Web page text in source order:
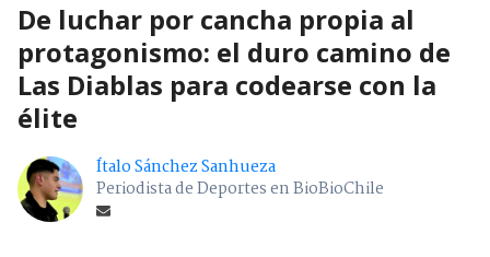
De luchar por cancha propia al
protagonismo: el duro camino de
Las Diablas para codearse con la
élite
Ítalo Sánchez Sanhueza
Periodista de Deportes en BioBioChile